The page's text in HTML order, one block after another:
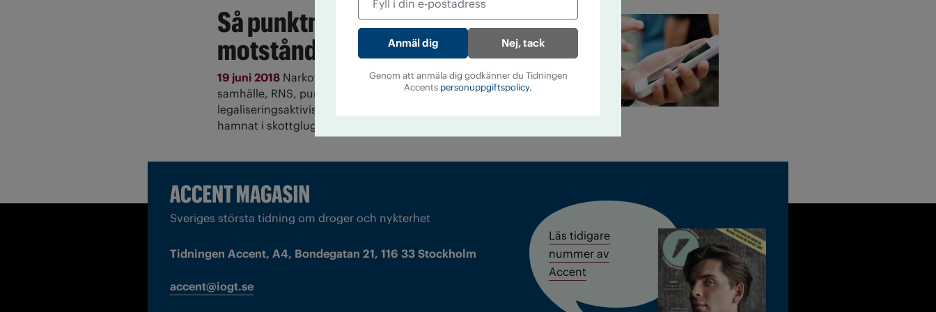
Så punktmarkeras cannabis-
motståndare
19 juni 2018 Narkotikapoliser och Riksförbundet narkotikafritt
samhälle, RNS, punktmarkeras i sociala medier av
legaliseringsaktivister. Även företrädare för IOGT-NTO har
hamnat i skottgluggen.
Sveriges största tidning om droger och nykterhet
Tidningen Accent, A4, Bondegatan 21, 116 33 Stockholm
accent@iogt.se
Läs tidigare
nummer av
Accent
Nej, tack
Genom att anmäla dig godkänner du Tidningen
Accents personuppgiftspolicy.